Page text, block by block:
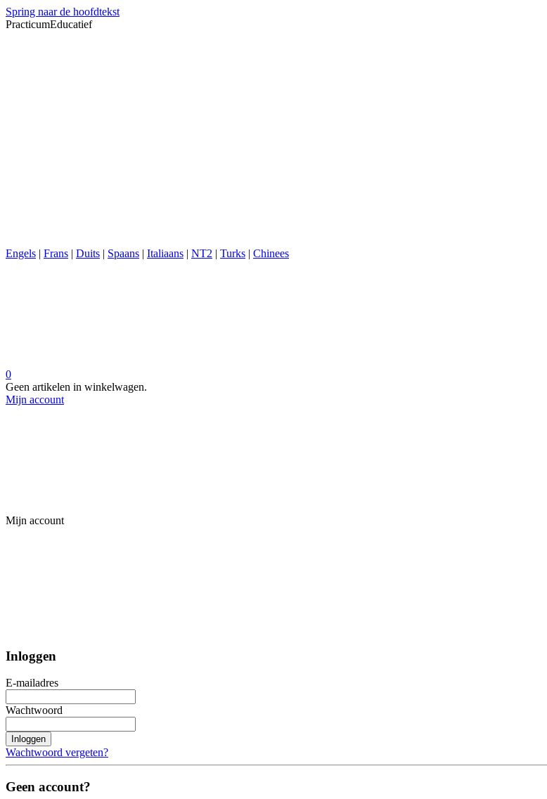
Spring naar de hoofdtekst
PracticumEducatief
Engels | Frans | Duits | Spaans | Italiaans | NT2 | Turks | Chinees
0
Geen artikelen in winkelwagen.
Mijn account
Mijn account
Inloggen
E-mailadres
Wachtwoord
Inloggen
Wachtwoord vergeten?
Geen account?